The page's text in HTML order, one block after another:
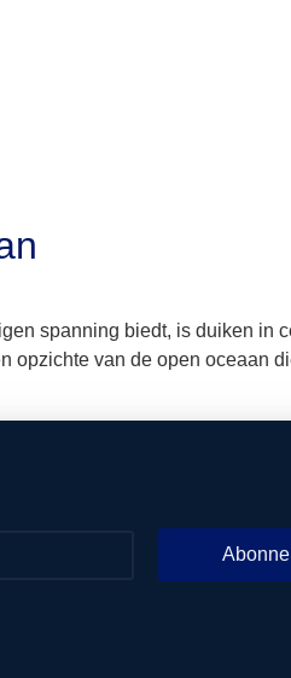
spanning biedt, is duiken in
opzichte van de open oceaan